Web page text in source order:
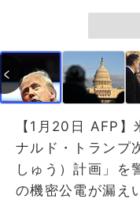
【1月20日 AFP
ナルド・トランプ
しゅう）計画」を
の機密公電が漏え